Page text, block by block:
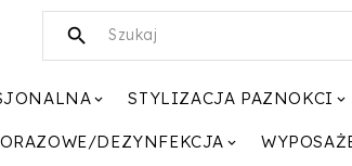

 STYLIZACJA PAZNOKCI 
DEZYNFEKCJA 